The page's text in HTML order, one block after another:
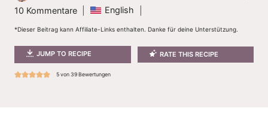
10 Kommentare
English
*Dieser Beitrag kann Affiliate-Links enthalten. Danke für deine Unterstützung.
JUMP TO RECIPE RATE THIS RECIPE
5von39Bewertungen